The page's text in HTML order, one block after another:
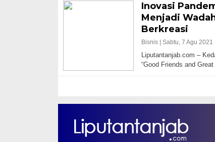
Inovasi
Menjadi
Berkreasi
Bisnis | Sabtu, 7 Agu 2021
Liputantanjab.com –
“Good Friends and